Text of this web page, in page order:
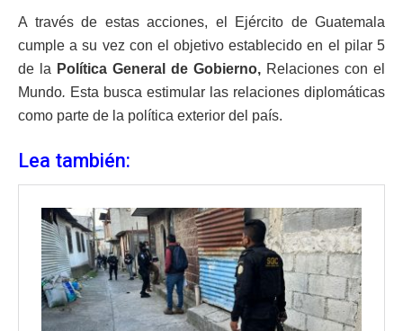
A través de estas acciones, el Ejército de Guatemala
cumple a su vez con el objetivo establecido en el pilar 5
de la Política General de Gobierno, Relaciones con el
Mundo. Esta busca estimular las relaciones diplomáticas
como parte de la política exterior del país.
Lea también: